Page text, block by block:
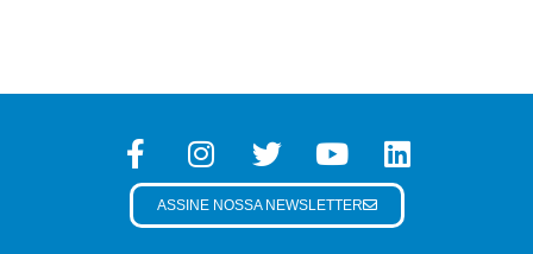
ASSINE NOSSA NEWSLETTER